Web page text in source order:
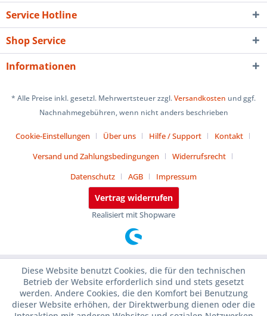
Service Hotline
Shop Service
Informationen
* Alle Preise inkl. gesetzl. Mehrwertsteuer zzgl.Versandkosten und ggf.
Nachnahmegebühren, wenn nicht anders beschrieben
Cookie-Einstellungen Über uns Hilfe / Support
Kontakt
Versand und Zahlungsbedingungen
Widerrufsrecht
Datenschutz
AGB Impressum
Vertrag widerrufen
Realisiert mit Shopware
Diese Website benutzt Cookies, die für den technischen
Betrieb der Website erforderlich sind und stets gesetzt
werden. Andere Cookies, die den Komfort bei Benutzung
dieser Website erhöhen, der Direktwerbung dienen oder die